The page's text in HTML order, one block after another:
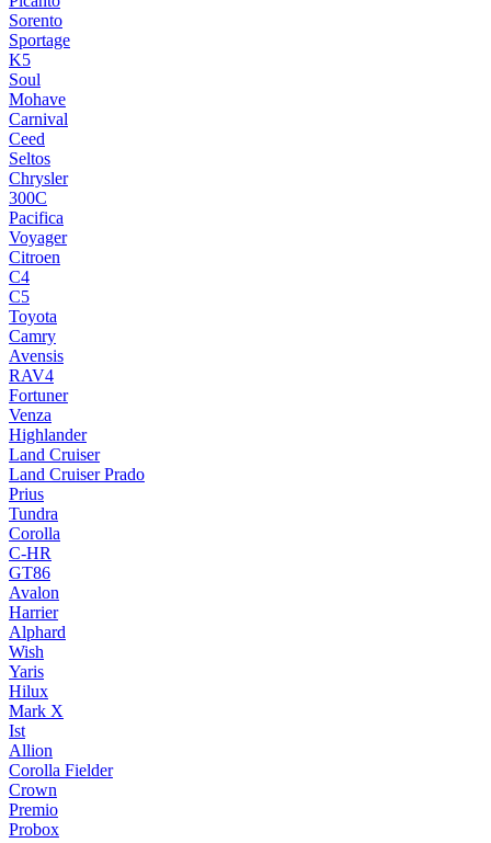
Sorento
Sportage
K5
Soul
Mohave
Carnival
Ceed
Seltos
Chrysler
300C
Pacifica
Voyager
Citroen
C4
C5
Toyota
Camry
Avensis
RAV4
Fortuner
Venza
Highlander
Land Cruiser
Land Cruiser Prado
Prius
Tundra
Corolla
C-HR
GT86
Avalon
Harrier
Alphard
Wish
Yaris
Hilux
Mark X
Ist
Allion
Corolla Fielder
Crown
Premio
Probox